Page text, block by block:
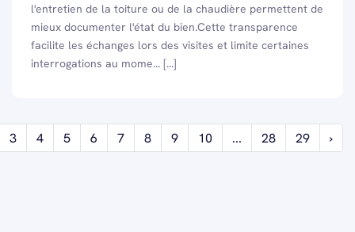
l'entretien de la toiture ou de la chaudière permettent de
mieux documenter l'état du bien.Cette transparence
facilite les échanges lors des visites et limite certaines
interrogations au mome... [...]
3 4 5 6 7 8 9 10 ... 28 29 ›